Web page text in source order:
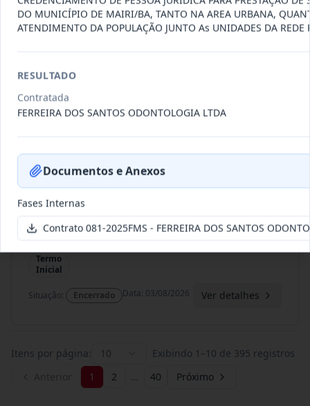
Situação: Encerrado Data :04/08/2026 Ver detalhes
2023
Data:03/08/2026
009-
Termo
Inicial
Contratação de pessoa jurídica para
Situação: Encerrado Data: 03/08/2026 Ver detalhes
Itens por página: 10 Exibindo 1 –10 de 395 registros
1 2 … 40 Próximo
DO MUNICÍPIO DE MAIRI/BA, TANTO NA AREA URBANA,
ATENDIMENTO DA POPULAÇÃO JUNTO As UNIDADES DA REDE
RESULTADO
Contratada
FERREIRA DOS SANTOS ODONTOLOGIA LTDA
Documentos e Anexos
Fases Internas
Contrato 081-2025FMS - FERREIRA DOS SANTOS